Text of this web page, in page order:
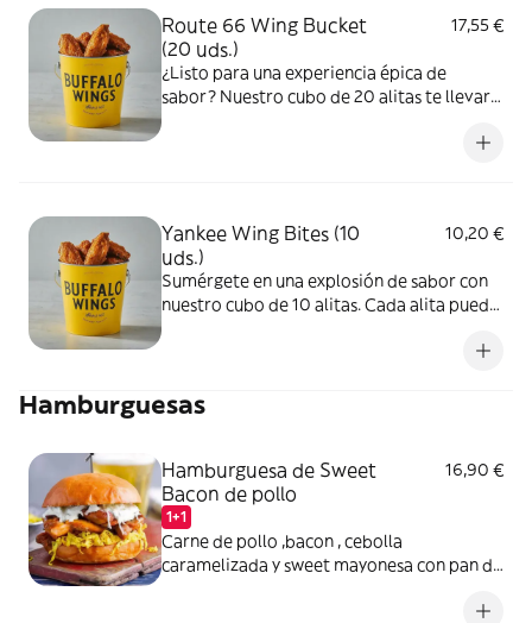
Route 66 Wing Bucket
(20 uds.)
17,55 €
¿Listo para una experiencia épica de
sabor? Nuestro cubo de 20 alitas te llevará
Yankee Wing Bites (10
uds.)
10,20 €
Sumérgete en una explosión de sabor con
nuestro cubo de 10 alitas. Cada alita puede
perfecta para acompañar con una cerveza
paraíso de las alitas?”
Hamburguesas
Hamburguesa de Sweet
Bacon de pollo
1+1
16,90 €
Carne de pollo ,bacon , cebolla
caramelizada y sweet mayonesa con pan de